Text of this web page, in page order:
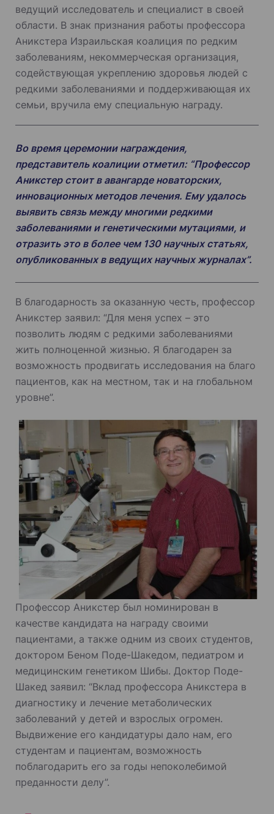
ведущий исследователь и специалист в своей
области. В знак признания работы профессора
Аникстера Израильская коалиция по редким
заболеваниям, некоммерческая организация,
содействующая укреплению здоровья людей с
редкими заболеваниями и поддерживающая их
семьи, вручила ему специальную награду.
Во время церемонии награждения,
представитель коалиции отметил: “Профессор
Аникстер стоит в авангарде новаторских,
инновационных методов лечения. Ему удалось
выявить связь между многими редкими
заболеваниями и генетическими мутациями, и
отразить это в более чем 130 научных статьях,
опубликованных в ведущих научных журналах”.
В благодарность за оказанную честь, профессор
Аникстер заявил: “Для меня успех – это
позволить людям с редкими заболеваниями
жить полноценной жизнью. Я благодарен за
возможность продвигать исследования на благо
пациентов, как на местном, так и на глобальном
уровне”.
Профессор Аникстер был номинирован в
качестве кандидата на награду своими
пациентами, а также одним из своих студентов,
доктором Беном Поде-Шакедом, педиатром и
медицинским генетиком Шибы. Доктор Поде-
Шакед заявил: “Вклад профессора Аникстера в
диагностику и лечение метаболических
заболеваний у детей и взрослых огромен.
Выдвижение его кандидатуры дало нам, его
студентам и пациентам, возможность
поблагодарить его за годы непоколебимой
преданности делу”.